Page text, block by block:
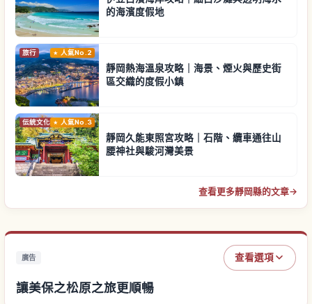
的海濱度假地
旅行 人氣No.2
靜岡熱海溫泉攻略｜海景、煙火與歷史街
區交織的度假小鎮
伝統文化 人氣No.3
靜岡久能東照宮攻略｜石階、纜車通往山
腰神社與駿河灣美景
查看更多靜岡縣的文章→
廣告 查看選項
讓美保之松原之旅更順暢